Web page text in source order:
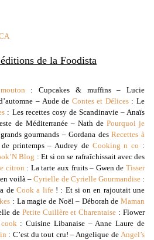
de la Foodista
: Cupcakes & muffins – Lucie
– Aude de Contes et Délices : Le
: Les recettes cosy de Scandinavie – Anaïs
de Méditerranée – Nath de Pourquoi je
gourmands – Gordana des Recettes à
printemps – Audrey de Cooking n co :
Blog : Et si on se rafraîchissait avec des
citron : La tarte aux fruits – Gwen de Tisser
voilà – Cyrielle de Cyrielle Gourmandise :
de Cook a life ! : Et si on en rajoutait une
: La magie de Noël – Déborah de Maman
de Petite Cuillère et Charentaise : Flower
: Cuisine Libanaise – Anne Laure de
: C’est du tout cru! – Angelique de Angel’s